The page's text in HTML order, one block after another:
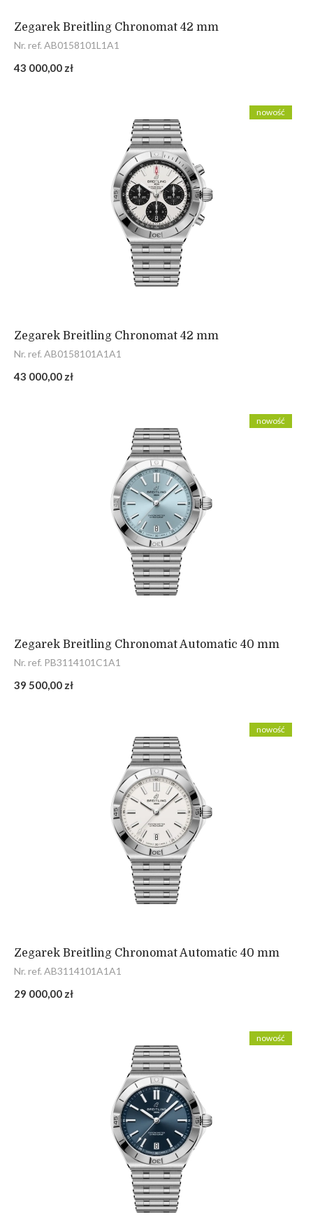
Zegarek Breitling Chronomat 42 mm
Nr. ref. AB0158101L1A1
43 000,00 zł
Zegarek Breitling Chronomat 42 mm
Nr. ref. AB0158101A1A1
43 000,00 zł
nowość
Zegarek Breitling Chronomat Automatic 40 mm
Nr. ref. PB3114101C1A1
39 500,00 zł
nowość
Zegarek Breitling Chronomat Automatic 40 mm
Nr. ref. AB3114101A1A1
29 000,00 zł
nowość
nowość